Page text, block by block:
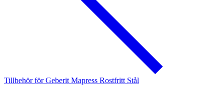
Tillbehör för Geberit Mapress Rostfritt Stål